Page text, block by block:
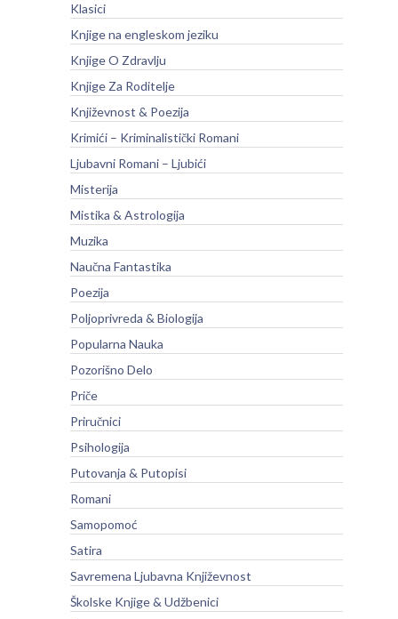
Klasici
Knjige na engleskom jeziku
Knjige O Zdravlju
Knjige Za Roditelje
Književnost & Poezija
Krimići – Kriminalistički Romani
Ljubavni Romani – Ljubići
Misterija
Mistika & Astrologija
Muzika
Naučna Fantastika
Poezija
Poljoprivreda & Biologija
Popularna Nauka
Pozorišno Delo
Priče
Priručnici
Psihologija
Putovanja & Putopisi
Romani
Samopomoć
Satira
Savremena Ljubavna Književnost
Školske Knjige & Udžbenici